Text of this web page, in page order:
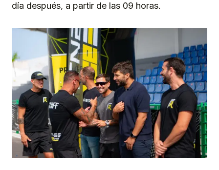
día después, a partir de las 09 horas.